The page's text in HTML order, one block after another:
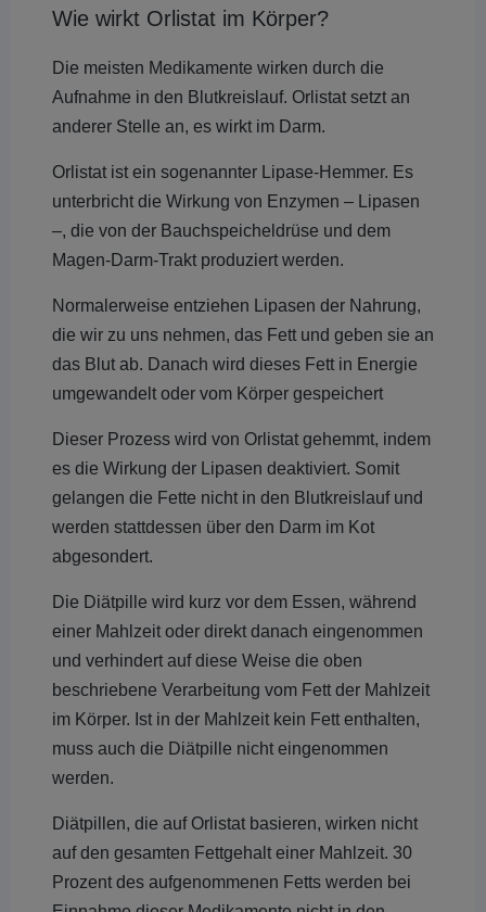
Wie wirkt Orlistat im Körper?
Die meisten Medikamente wirken durch die
Aufnahme in den Blutkreislauf. Orlistat setzt an
anderer Stelle an, es wirkt im Darm.
Orlistat ist ein sogenannter Lipase-Hemmer. Es
unterbricht die Wirkung von Enzymen – Lipasen
–, die von der Bauchspeicheldrüse und dem
Magen-Darm-Trakt produziert werden.
Normalerweise entziehen Lipasen der Nahrung,
die wir zu uns nehmen, das Fett und geben sie an
das Blut ab. Danach wird dieses Fett in Energie
umgewandelt oder vom Körper gespeichert
Dieser Prozess wird von Orlistat gehemmt, indem
es die Wirkung der Lipasen deaktiviert. Somit
gelangen die Fette nicht in den Blutkreislauf und
werden stattdessen über den Darm im Kot
abgesondert.
Die Diätpille wird kurz vor dem Essen, während
einer Mahlzeit oder direkt danach eingenommen
und verhindert auf diese Weise die oben
beschriebene Verarbeitung vom Fett der Mahlzeit
im Körper. Ist in der Mahlzeit kein Fett enthalten,
muss auch die Diätpille nicht eingenommen
werden.
Diätpillen, die auf Orlistat basieren, wirken nicht
auf den gesamten Fettgehalt einer Mahlzeit. 30
Prozent des aufgenommenen Fetts werden bei